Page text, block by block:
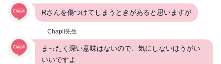
Rさんを傷つけてしまうときがあると思いますが
Chapli先生
まったく深い意味はないので、気にしないほうがい
いいですよ